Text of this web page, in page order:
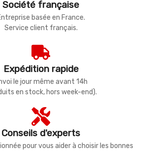
Société française
basée en France.
Service client français.
Expédition rapide
le jour même avant 14h
en stock, hors week-end).
Conseils d'experts
pour vous aider à choisir les bonnes